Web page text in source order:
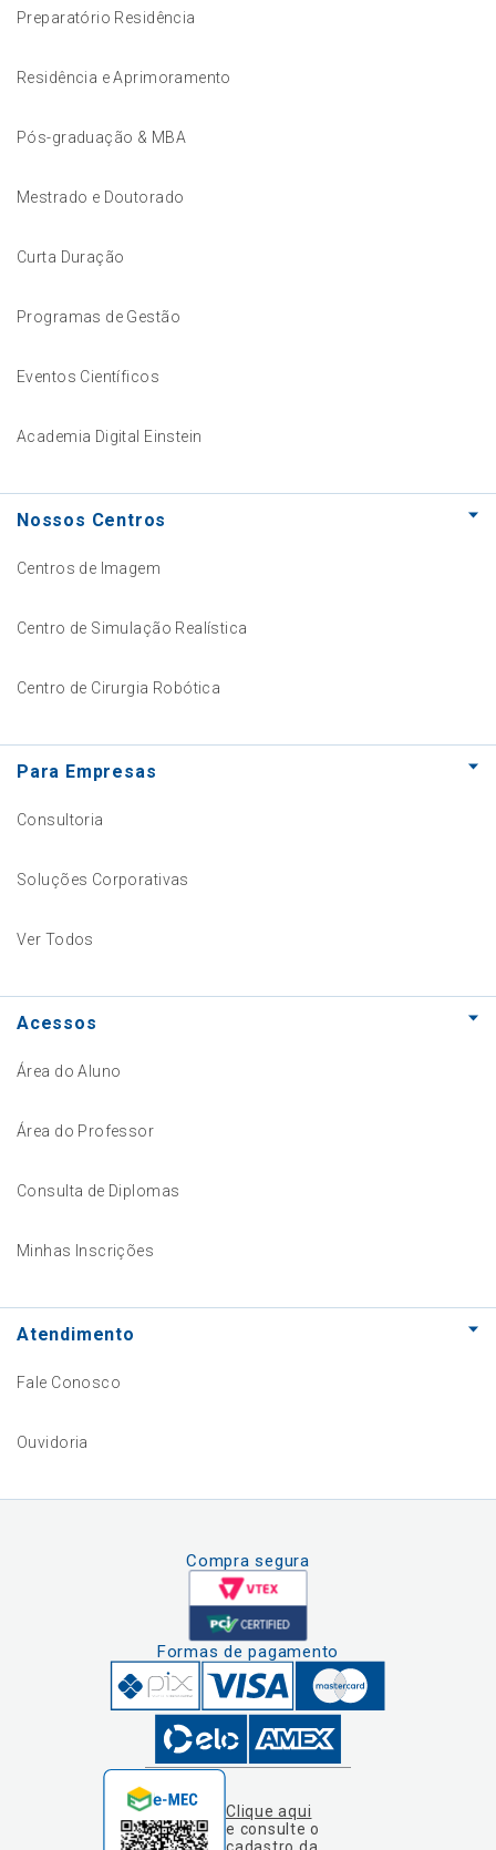
Preparatório Residência
Residência e Aprimoramento
Pós-graduação & MBA
Mestrado e Doutorado
Curta Duração
Programas de Gestão
Eventos Científicos
Academia Digital Einstein
Nossos Centros
Centros de Imagem
Centro de Simulação Realística
Centro de Cirurgia Robótica
Para Empresas
Consultoria
Soluções Corporativas
Ver Todos
Acessos
Área do Aluno
Área do Professor
Consulta de Diplomas
Minhas Inscrições
Atendimento
Fale Conosco
Ouvidoria
Compra segura
Formas de pagamento
Clique aqui
e consulte o